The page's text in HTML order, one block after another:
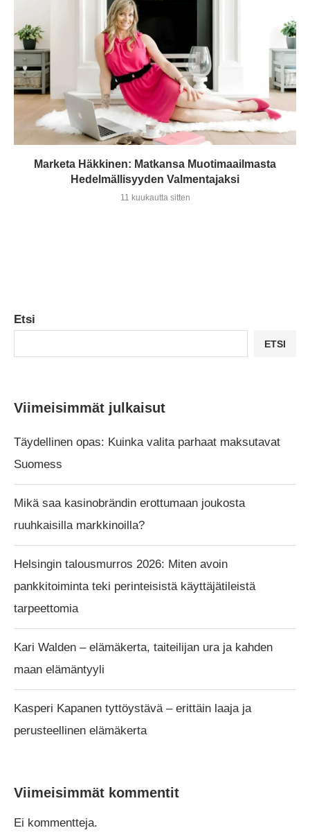
Marketa Häkkinen: Matkansa Muotimaailmasta
Hedelmällisyyden Valmentajaksi
11 kuukautta sitten
Etsi
ETSI
Viimeisimmät julkaisut
Täydellinen opas: Kuinka valita parhaat maksutavat
Suomess
Mikä saa kasinobrändin erottumaan joukosta
ruuhkaisilla markkinoilla?
Helsingin talousmurros 2026: Miten avoin
pankkitoiminta teki perinteisistä käyttäjätileistä
tarpeettomia
Kari Walden – elämäkerta, taiteilijan ura ja kahden
maan elämäntyyli
Kasperi Kapanen tyttöystävä – erittäin laaja ja
perusteellinen elämäkerta
Viimeisimmät kommentit
Ei kommentteja.